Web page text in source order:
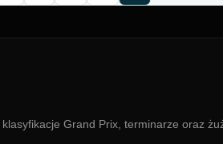
Grand Prix, terminarze oraz